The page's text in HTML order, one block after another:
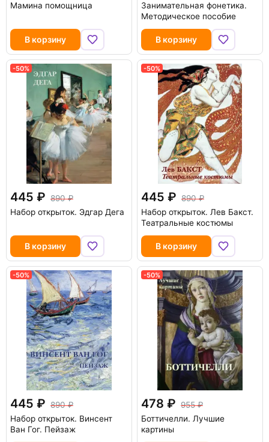
Мамина помощница
В корзину
Занимательная фонетика.
Методическое пособие
В корзину
-50%
445
890
Набор открыток. Эдгар Дега
В корзину
-50%
445
890
Набор открыток. Лев Бакст.
Театральные костюмы
В корзину
-50%
445
890
Набор открыток. Винсент
Ван Гог. Пейзаж
-50%
478
955
Боттичелли. Лучшие
картины